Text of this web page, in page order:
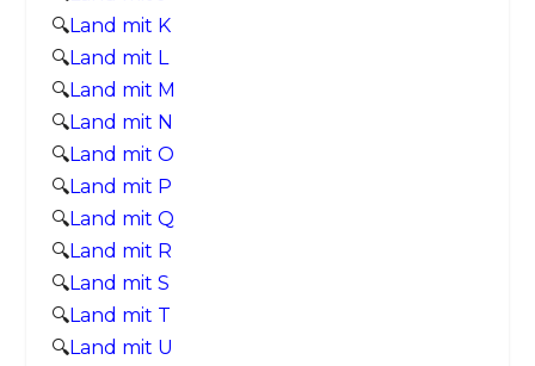
🔍Land mit K
🔍Land mit L
🔍Land mit M
🔍Land mit N
🔍Land mit O
🔍Land mit P
🔍Land mit Q
🔍Land mit R
🔍Land mit S
🔍Land mit T
🔍Land mit U